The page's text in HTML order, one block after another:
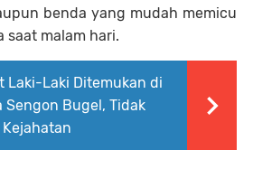
benda yang mudah memicu
saat malam hari.
Laki-Laki Ditemukan di
Sengon Bugel, Tidak